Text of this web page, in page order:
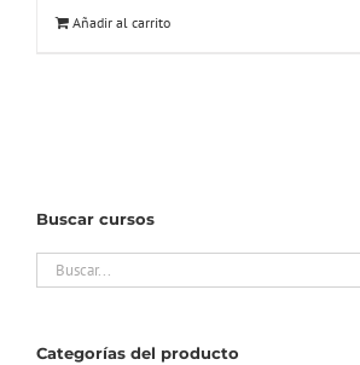
era:
Añadir al carrito
Buscar cursos
Categorías del producto